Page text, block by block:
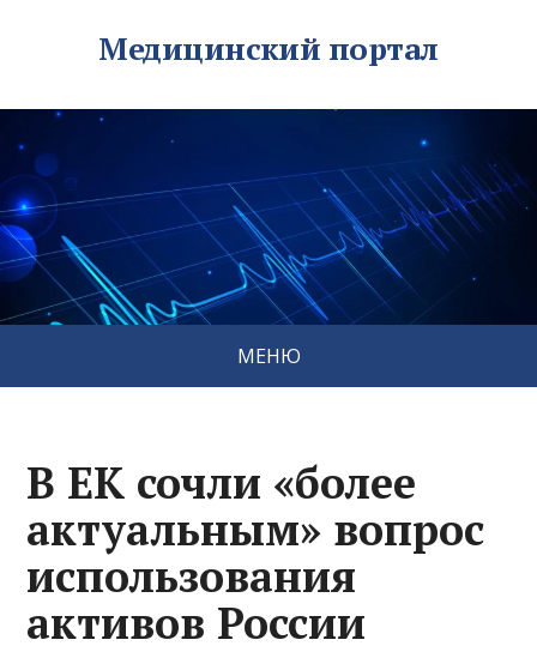
Медицинский портал
МЕНЮ
В ЕК сочли «более
актуальным» вопрос
использования
активов России